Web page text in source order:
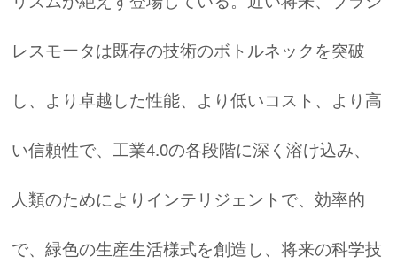
レスモータは既存の技術のボトルネックを突破
し、より卓越した性能、より低いコスト、より高
い信頼性で、工業4.0の各段階に深く溶け込み、
人類のためによりインテリジェントで、効率的
で、緑色の生産生活様式を創造し、将来の科学技